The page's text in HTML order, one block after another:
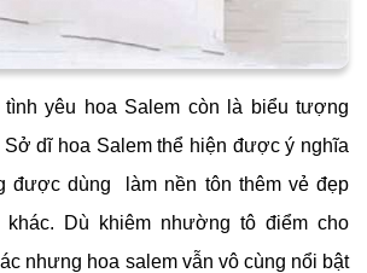
yêu hoa Salem còn là biểu tượng
dĩ hoa Salem thể hiện được ý nghĩa
được dùng làm nền tôn thêm vẻ đẹp
Dù khiêm nhường tô điểm cho
nhưng hoa salem vẫn vô cùng nổi bật